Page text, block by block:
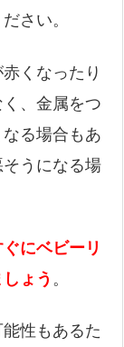
さい。
くなったり
、金属をつ
る場合もあ
うになる場
にベビーリ
ょう 。
性もあるた